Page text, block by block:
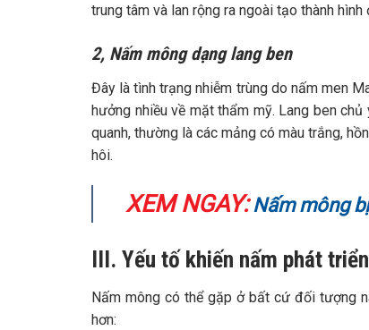
trung tâm và lan rộng ra ngoài tạo thành
2, Nấm mông dạng lang ben
Đây là tình trạng nhiễm trùng do nấm men
hưởng nhiều về mặt thẩm mỹ. Lang ben
quanh, thường là các mảng có màu trắng,
hôi.
XEM NGAY: Nấm mông
III. Yếu tố khiến nấm phát
Nấm mông có thể gặp ở bất cứ đối tượng
hơn: